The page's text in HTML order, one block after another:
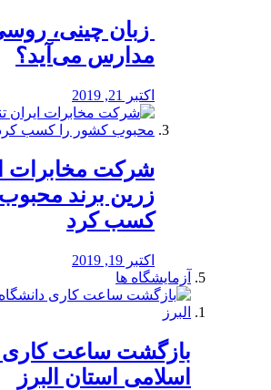
زبان چینی،
مدارس می‌آید؟
اکتبر 21, 2019
شرکت مخابرات
زرین برند
کسب کرد
اکتبر 19, 2019
آزمایشگاه ها
بازگشت ساعت کاری
اسلامی استان البرز